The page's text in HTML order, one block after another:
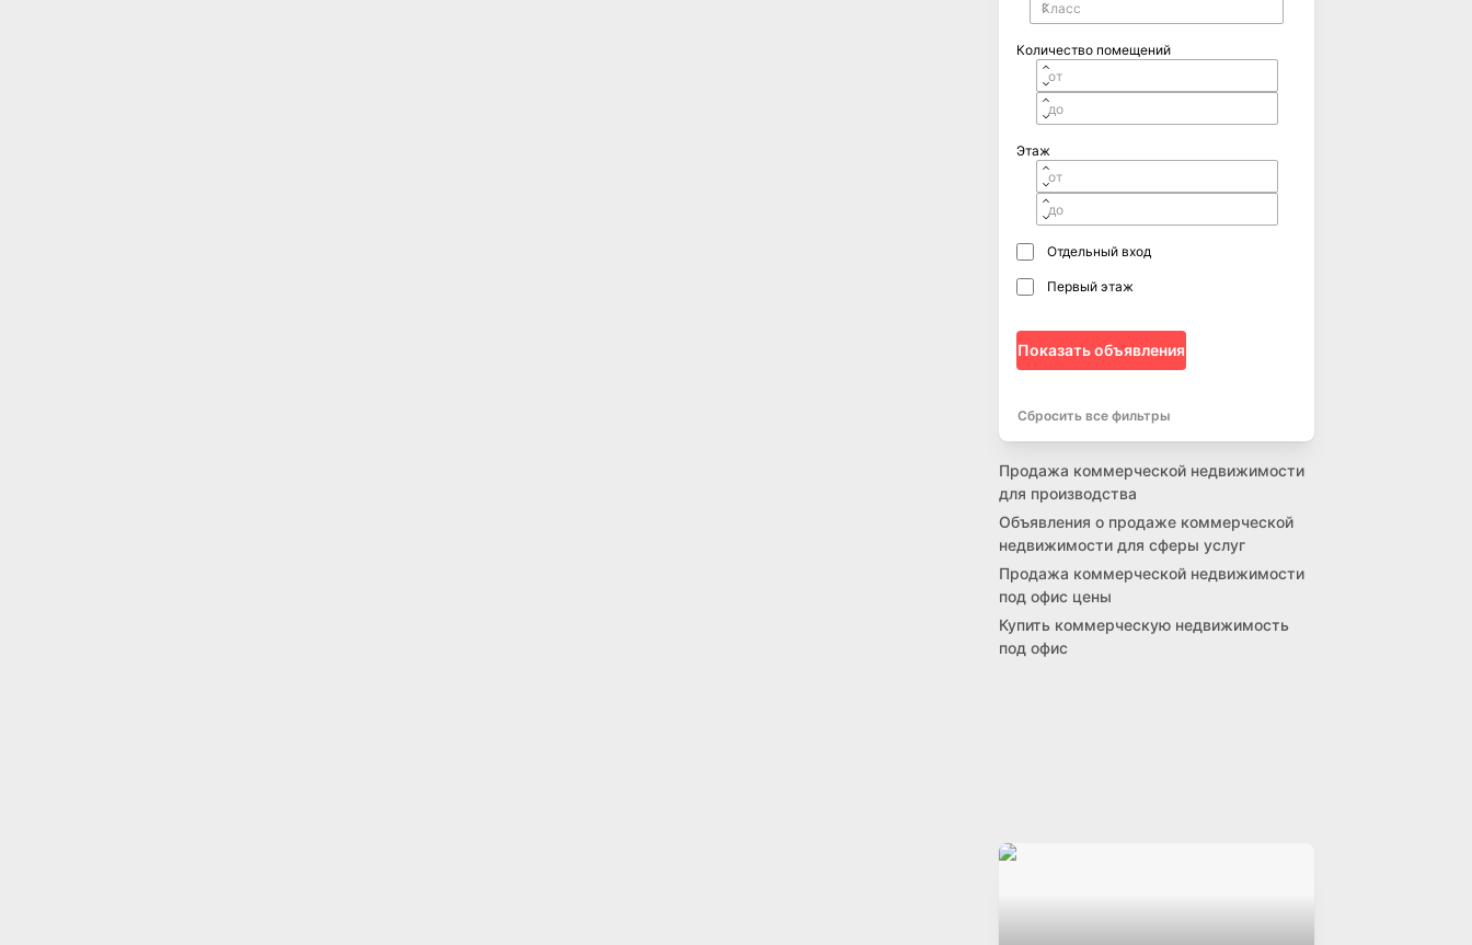
Количество помещений
Этаж
Отдельный вход
Первый этаж
Показать объявления
Сбросить все фильтры
Продажа коммерческой недвижимости
для производства
Объявления о продаже коммерческой
недвижимости для сферы услуг
Продажа коммерческой недвижимости
под офис цены
Купить коммерческую недвижимость
под офис